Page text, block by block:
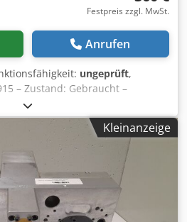
Festpreis zzgl. MwSt.
Anrufen
ungeprüft,
– Zustand: Gebraucht –
– Kompatible Maschine:
– TECHNO F –
bieten wir einen
Sie uns. Chedpfx Aov Du
Kleinanzeige